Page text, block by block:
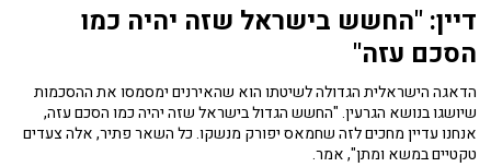
דיין: "החשש בישראל שזה יהיה כמו
הסכם עזה"
הדאגה הישראלית הגדולה לשיטתו הוא שהאירנים ימסמסו את ההסכמות
שיושגו בנושא הגרעין. "החשש הגדול בישראל שזה יהיה כמו הסכם עזה,
אנחנו עדיין מחכים לזה שחמאס יפורק מנשקו. כל השאר פתיר, אלה צעדים
טקטיים במשא ומתן", אמר.